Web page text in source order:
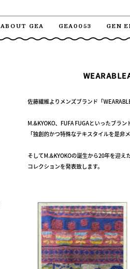
ABOUT GEA GEA0053 GEN
佐藤繊維よりメンズブランド「
M.&KYOKO、FUFA FUGAといったブラン
「独創的かつ特殊なテキスタイルを是非
そしてM.&KYOKOの誕生から20年を迎
コレクションを発表致します。